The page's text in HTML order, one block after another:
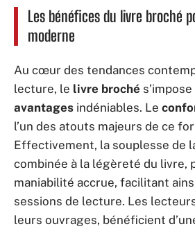
Les bénéfices du livre broché
moderne
Au cœur des tendances
lecture, le livre broché
avantages indéniables. Le
l’un des atouts majeurs de ce
Effectivement, la souplesse de
combinée à la légèreté du livre,
maniabilité accrue, facilitant
sessions de lecture. Les
leurs ouvrages, bénéficient